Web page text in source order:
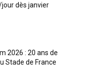
jour dès janvier
2026 : 20 ans de
Stade de France